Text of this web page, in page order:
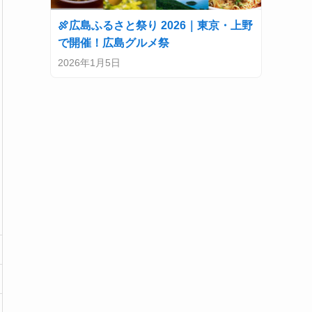
🍖広島ふるさと祭り 2026｜東京・上野
で開催！広島グルメ祭
2026年1月5日